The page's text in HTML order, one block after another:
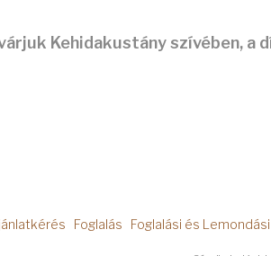
Kehidakustány szívében, a
Foglalás Foglalási és